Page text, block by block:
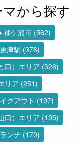
から探す
袖ケ浦市(562)
津駅 (378)
口）エリア (326)
リア (251)
クアウト (197)
口）エリア (195)
ランチ (170)